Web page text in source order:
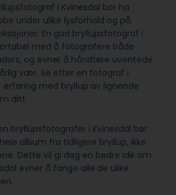
i Kvinesdal bør ha
under ulike lysforhold og på
En god bryllupsfotograf i
med å fotografere både
og evner å håndtere uventede
vær. Se etter en fotograf i
erfaring med bryllup av lignende
ditt.
bryllupsfotografer i Kvinesdal bør
album fra tidligere bryllup, ikke
Dette vil gi deg en bedre idé om
evner å fange alle de ulike